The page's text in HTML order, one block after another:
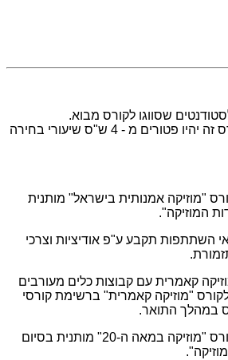
שסווגו לקורס מבוא.
המשתתפים בקורס זה יהיו פטורים מ - 4 ש"ס שיעורי בחירה
"מוזיקה אמנותית בישראל" מותנית
המוזיקה".
השתתפות תקבע ע"פ אודיציות וצרכי
קאמרית עם קבוצות כלים מעורבים
"מוזיקה קאמרית" ברשימת קורסי
השתתפות בקורס "מוזיקה במאה ה-20" מותנית בסיום